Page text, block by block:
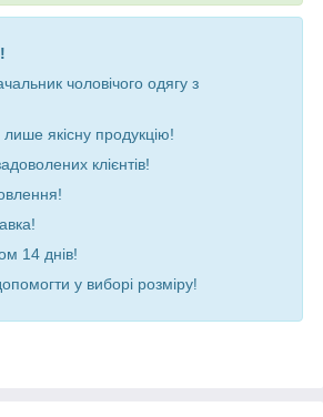
чоловічого одягу з
якісну продукцію!
клієнтів!
14 днів!
у виборі розміру!